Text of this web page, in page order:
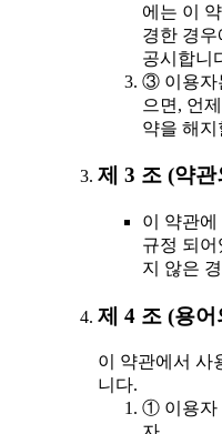
에는 이
경한 경
공시합니
③ 이용자
으면, 언
약을 해
제 3 조 (약
이 약관에
규정 되
지 않은
제 4 조 (용
이 약관에서 사
니다.
① 이용자